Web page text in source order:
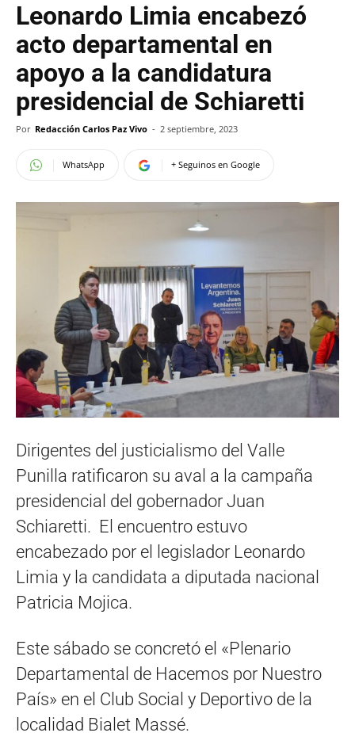
Leonardo Limia encabezó
acto departamental en
apoyo a la candidatura
presidencial de Schiaretti
Por Redacción Carlos Paz Vivo - 2 septiembre, 2023
WhatsApp + Seguinos en Google
Dirigentes del justicialismo del Valle
Punilla ratificaron su aval a la campaña
presidencial del gobernador Juan
Schiaretti. El encuentro estuvo
encabezado por el legislador Leonardo
Limia y la candidata a diputada nacional
Patricia Mojica.
Este sábado se concretó el «Plenario
Departamental de Hacemos por Nuestro
País» en el Club Social y Deportivo de la
localidad Bialet Massé.